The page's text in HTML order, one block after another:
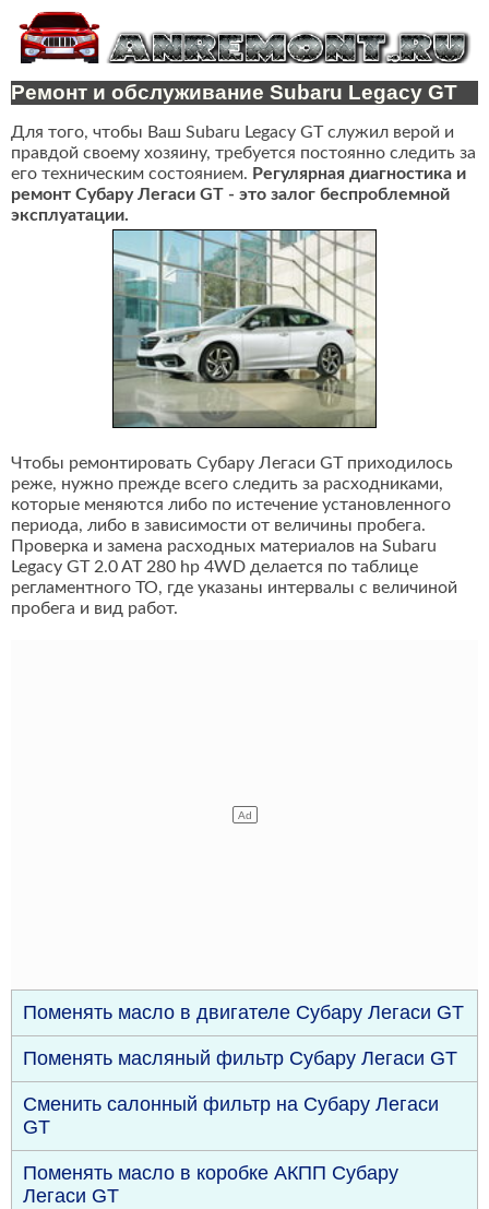
Ремонт и обслуживание Subaru Legacy GT
Для того, чтобы Ваш Subaru Legacy GT служил верой и
правдой своему хозяину, требуется постоянно следить за
его техническим состоянием. Регулярная диагностика и
ремонт Субару Легаси GT - это залог беспроблемной
эксплуатации.
Чтобы ремонтировать Субару Легаси GT приходилось
реже, нужно прежде всего следить за расходниками,
которые меняются либо по истечение установленного
периода, либо в зависимости от величины пробега.
Проверка и замена расходных материалов на Subaru
Legacy GT 2.0 AT 280 hp 4WD делается по таблице
регламентного ТО, где указаны интервалы с величиной
пробега и вид работ.
Поменять масло в двигателе Субару Легаси GT
Поменять масляный фильтр Субару Легаси GT
Сменить салонный фильтр на Субару Легаси
GT
Поменять масло в коробке АКПП Субару
Легаси GT